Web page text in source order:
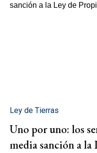
Ley de Tierras
Uno por uno: los
media sanción a